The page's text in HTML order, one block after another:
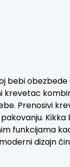
bebi
krevetac
Prenosivi
Kikka
funkcijama
dizajn